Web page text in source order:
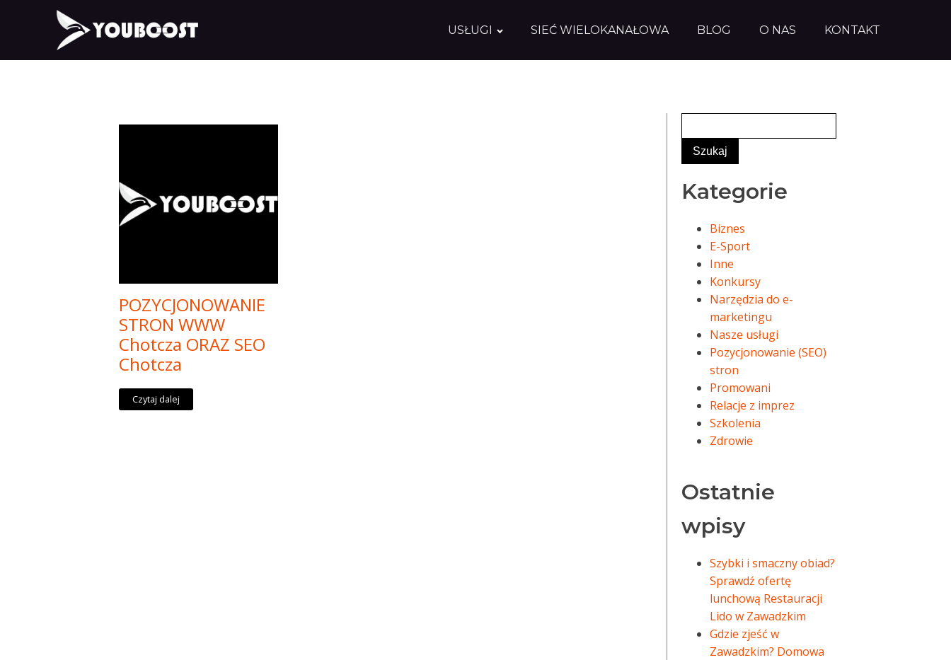
USŁUGI SIEĆ WIELOKANAŁOWA BLOG O NAS KONTAKT
POZYCJONOWANIE
STRON WWW
Chotcza ORAZ SEO
Chotcza
Czytaj dalej
Kategorie
Biznes
E-Sport
Inne
Konkursy
Narzędzia do e-
marketingu
Nasze usługi
Pozycjonowanie (SEO)
stron
Promowani
Relacje z imprez
Szkolenia
Zdrowie
Ostatnie
wpisy
Szybki i smaczny obiad?
Sprawdź ofertę
lunchową Restauracji
Lido w Zawadzkim
Gdzie zjeść w
Zawadzkim? Domowa